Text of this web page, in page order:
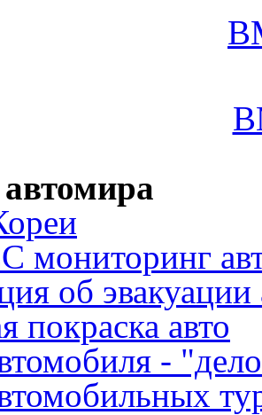
об эвакуации
покраска авто
-